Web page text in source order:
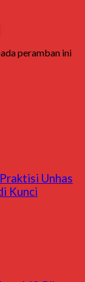
peramban ini
Unhas
Kunci